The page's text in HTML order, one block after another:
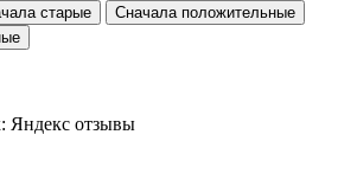
старые
Сначала положительные
Яндекс отзывы